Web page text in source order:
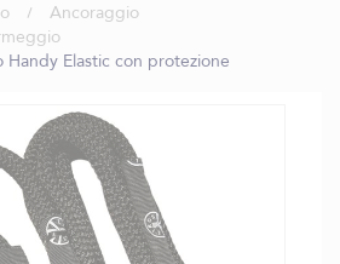
Ancoraggio
Elastic con protezione